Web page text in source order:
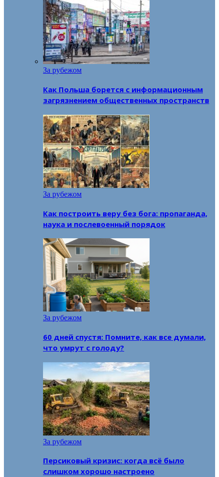
За рубежом
Как Польша борется с информационным
загрязнением общественных пространств
За рубежом
Как построить веру без бога: пропаганда,
наука и послевоенный порядок
За рубежом
60 дней спустя: Помните, как все думали,
что умрут с голоду?
За рубежом
Персиковый кризис: когда всё было
слишком хорошо настроено